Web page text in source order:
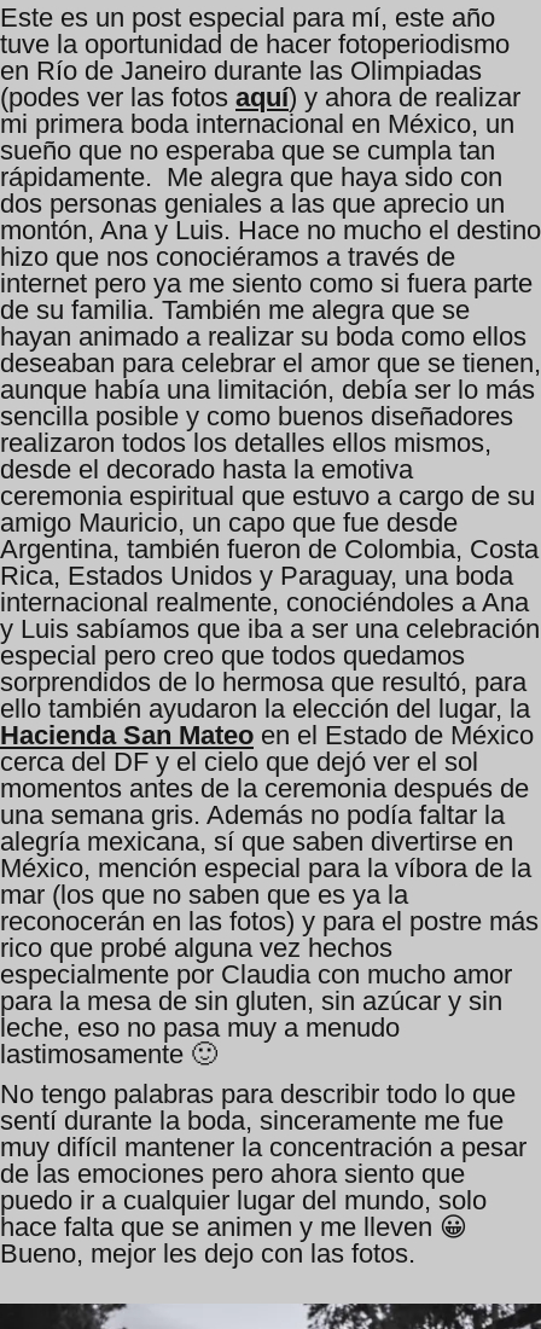
Este es un post especial para mí, este año
tuve la oportunidad de hacer fotoperiodismo
en Río de Janeiro durante las Olimpiadas
(podes ver las fotos aquí) y ahora de realizar
mi primera boda internacional en México, un
sueño que no esperaba que se cumpla tan
rápidamente. Me alegra que haya sido con
dos personas geniales a las que aprecio un
montón, Ana y Luis. Hace no mucho el destino
hizo que nos conociéramos a través de
internet pero ya me siento como si fuera parte
de su familia. También me alegra que se
hayan animado a realizar su boda como ellos
deseaban para celebrar el amor que se tienen,
aunque había una limitación, debía ser lo más
sencilla posible y como buenos diseñadores
realizaron todos los detalles ellos mismos,
desde el decorado hasta la emotiva
ceremonia espiritual que estuvo a cargo de su
amigo Mauricio, un capo que fue desde
Argentina, también fueron de Colombia, Costa
Rica, Estados Unidos y Paraguay, una boda
internacional realmente, conociéndoles a Ana
y Luis sabíamos que iba a ser una celebración
especial pero creo que todos quedamos
sorprendidos de lo hermosa que resultó, para
ello también ayudaron la elección del lugar, la
Hacienda San Mateo en el Estado de México
cerca del DF y el cielo que dejó ver el sol
momentos antes de la ceremonia después de
una semana gris. Además no podía faltar la
alegría mexicana, sí que saben divertirse en
México, mención especial para la víbora de la
mar (los que no saben que es ya la
reconocerán en las fotos) y para el postre más
rico que probé alguna vez hechos
especialmente por Claudia con mucho amor
para la mesa de sin gluten, sin azúcar y sin
leche, eso no pasa muy a menudo
lastimosamente 🙂
No tengo palabras para describir todo lo que
sentí durante la boda, sinceramente me fue
muy difícil mantener la concentración a pesar
de las emociones pero ahora siento que
puedo ir a cualquier lugar del mundo, solo
hace falta que se animen y me lleven 😀
Bueno, mejor les dejo con las fotos.